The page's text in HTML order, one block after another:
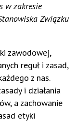
w zakresie
Związku
zawodowej,
reguł i zasad,
z nas.
i działania
a zachowanie
etyki